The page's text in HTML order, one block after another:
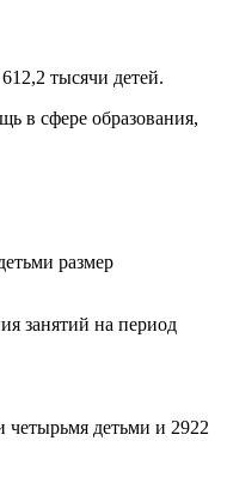
тысячи детей.
в сфере образования,
размер
занятий на период
четырьмя детьми и 2922